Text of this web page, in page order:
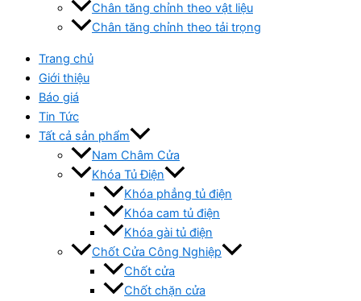
Chân tăng chỉnh theo vật liệu
Chân tăng chỉnh theo tải trọng
Trang chủ
Giới thiệu
Báo giá
Tin Tức
Tất cả sản phẩm
Nam Châm Cửa
Khóa Tủ Điện
Khóa phẳng tủ điện
Khóa cam tủ điện
Khóa gài tủ điện
Chốt Cửa Công Nghiệp
Chốt cửa
Chốt chặn cửa